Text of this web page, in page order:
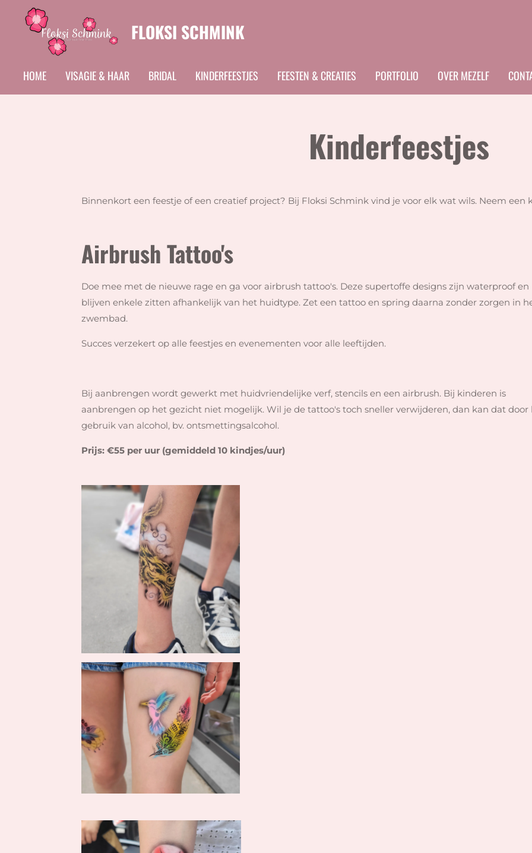
hoofdinhoud
FLOKSI SCHMINK
HOME VISAGIE & HAAR BRIDAL KINDERFEESTJES FEESTEN & CREATIES PORTFOLIO OVER MEZELF
Kinderfeestjes
Binnenkort een feestje of een creatief project? Bij Floksi Schmink vind je voor elk wat wils. Neem
Airbrush Tattoo's
Doe mee met de nieuwe rage en ga voor airbrush tattoo's. Deze supertoffe designs zijn waterproof en
blijven enkele zitten afhankelijk van het huidtype. Zet een tattoo en spring daarna zonder zorgen in
zwembad.
Succes verzekert op alle feestjes en evenementen voor alle leeftijden.
Bij aanbrengen wordt gewerkt met huidvriendelijke verf, stencils en een airbrush. Bij kinderen is
aanbrengen op het gezicht niet mogelijk. Wil je de tattoo's toch sneller verwijderen, dan kan dat door
gebruik van alcohol, bv. ontsmettingsalcohol.
Prijs: €55 per uur (gemiddeld 10 kindjes/uur)